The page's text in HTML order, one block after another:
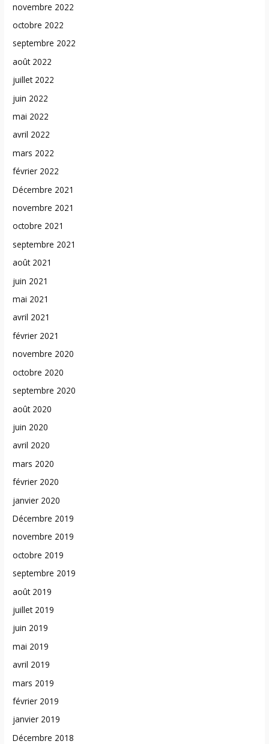
novembre 2022
octobre 2022
septembre 2022
août 2022
juillet 2022
juin 2022
mai 2022
avril 2022
mars 2022
février 2022
Décembre 2021
novembre 2021
octobre 2021
septembre 2021
août 2021
juin 2021
mai 2021
avril 2021
février 2021
novembre 2020
octobre 2020
septembre 2020
août 2020
juin 2020
avril 2020
mars 2020
février 2020
janvier 2020
Décembre 2019
novembre 2019
octobre 2019
septembre 2019
août 2019
juillet 2019
juin 2019
mai 2019
avril 2019
mars 2019
février 2019
janvier 2019
Décembre 2018